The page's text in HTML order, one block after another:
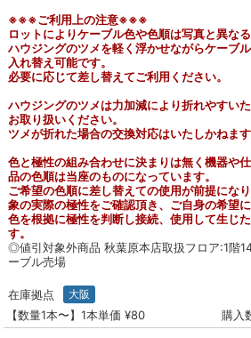
※※※ご利用上の注意※※※
ロットによりケーブル色や色順は写真と異なる
ハウジングのツメを軽く浮かせながらケーブ
入れ替え可能です。
必要に応じて差し替えてご利用ください。
ハウジングのツメは力加減により折れやすい
お取り扱いください。
ツメが折れた場合の交換対応はいたしかねます
色と極性の組み合わせに決まりは無く機器や
品の色順は当座のものになっています。
ご希望の色順に差し替えての使用が前提にな
象の実際の極性をご確認頂き、ご自身の希望
色を根拠に極性を判断し接続、使用して生じ
す。
◎値引対象外商品 秋葉原本店取扱フロア:1階
ーブル売場
在庫拠点 大阪
【数量1本〜】1本単価 ¥80 購入